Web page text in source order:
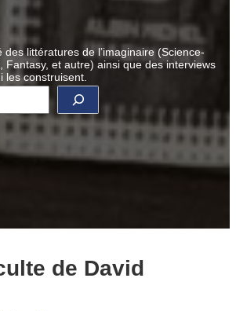
des littératures de l’imaginaire (Science-
Fantasy, et autre) ainsi que des interviews
les construisent.
de David